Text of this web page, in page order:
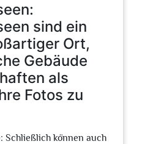
sind ein
Ort,
Gebäude
als
Fotos zu
Schließlich können auch